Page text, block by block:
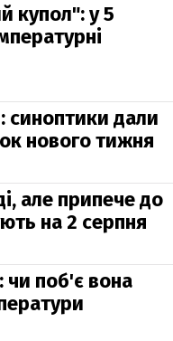
купол": у 5
синоптики дали
нового тижня
але припече до
на 2 серпня
чи поб'є вона